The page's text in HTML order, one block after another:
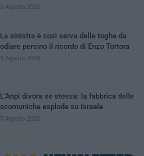
5 Agosto 2026
La sinistra è così serva delle toghe da
odiare persino il ricordo di Enzo Tortora
5 Agosto 2026
L’Anpi divora se stessa: la fabbrica delle
scomuniche esplode su Israele
5 Agosto 2026